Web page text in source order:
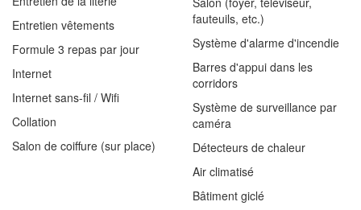
Entretien vêtements
Formule 3 repas par jour
Internet
Internet sans-fil / Wifi
Collation
Salon de coiffure (sur place)
fauteuils, etc.)
Système d'alarme d'incendie
Barres d'appui dans les
corridors
Système de surveillance par
caméra
Détecteurs de chaleur
Air climatisé
Bâtiment giclé